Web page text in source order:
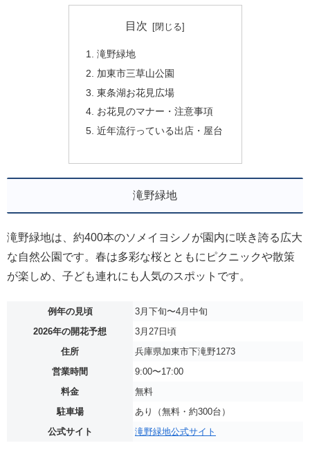
目次
滝野緑地
加東市三草山公園
東条湖お花見広場
お花見のマナー・注意事項
近年流行っている出店・屋台
滝野緑地
滝野緑地は、約400本のソメイヨシノが園内に咲き誇る広大
な自然公園です。春は多彩な桜とともにピクニックや散策
が楽しめ、子ども連れにも人気のスポットです。
例年の見頃
3月下旬〜4月中旬
2026年の開花予想
3月27日頃
住所
兵庫県加東市下滝野1273
営業時間
9:00〜17:00
料金
無料
駐車場
あり（無料・約300台）
公式サイト
滝野緑地公式サイト